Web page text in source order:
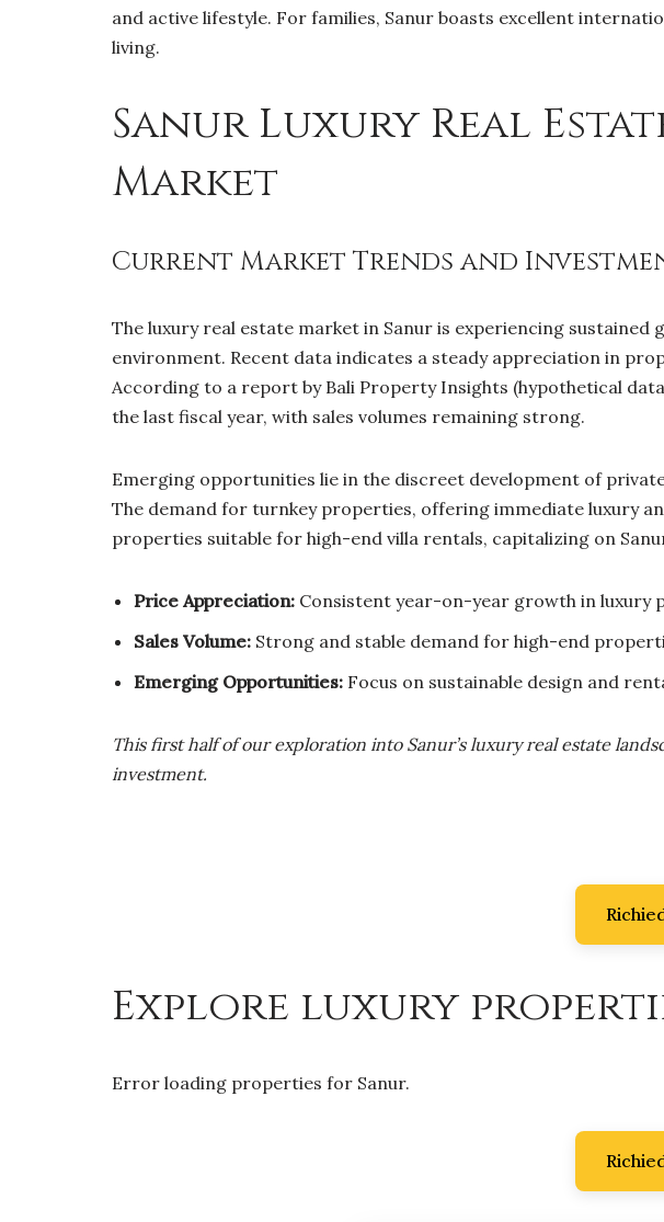
and active lifestyle. For families, Sanur boasts excellent
living.
Sanur Luxury Real
Market
Current Market Trends and
The luxury real estate market in Sanur is experiencing
environment. Recent data indicates a steady appreciation in
According to a report by Bali Property Insights (hypothetical
the last fiscal year, with sales volumes remaining strong.
Emerging opportunities lie in the discreet development of
The demand for turnkey properties, offering immediate luxury
properties suitable for high-end villa rentals, capitalizing on
Price Appreciation: Consistent year-on-year growth in luxury
Sales Volume: Strong and stable demand for high-end
Emerging Opportunities: Focus on sustainable design and
This first half of our exploration into Sanur’s luxury real estate
investment.
Explore luxury
Error loading properties for Sanur.